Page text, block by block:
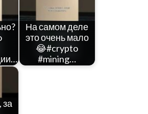
На самом деле
это очень мало
😂#crypto
#mining…
за